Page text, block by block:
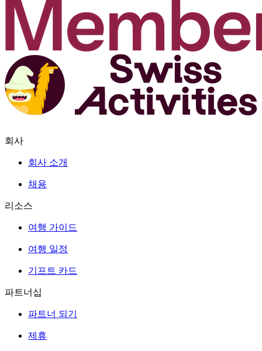
회사
회사 소개
채용
리소스
여행 가이드
여행 일정
기프트 카드
파트너십
파트너 되기
제휴